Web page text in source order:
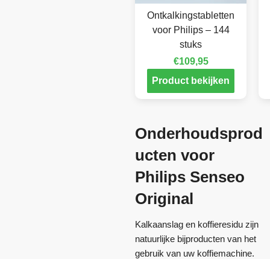
Ontkalkingstabletten
voor Philips – 144
stuks
€109,95
Product bekijken
Onderhoudsprod
ucten voor
Philips Senseo
Original
Kalkaanslag en koffieresidu zijn
natuurlijke bijproducten van het
gebruik van uw koffiemachine.